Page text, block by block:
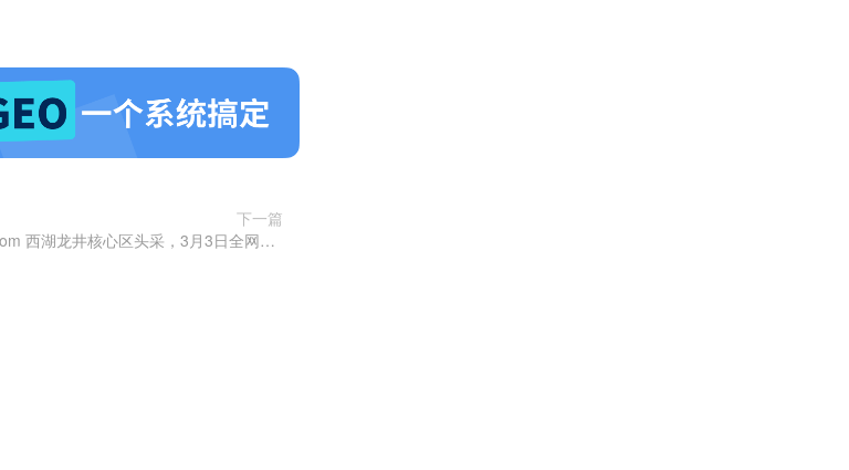
下一篇
Longjingcha.com 西湖龙井核心区头采，3月3日全网预售启幕